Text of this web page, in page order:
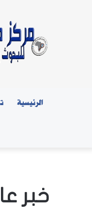
الرئيسية
خبر